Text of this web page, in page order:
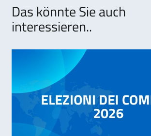
Das könnte Sie auch
interessieren..